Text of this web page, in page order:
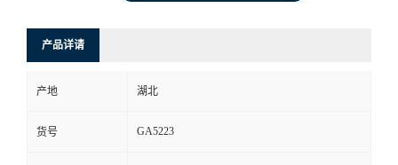
产品详请
产地 湖北
货号 GA5223